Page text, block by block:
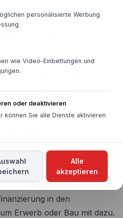
in Stuttgart können Sie
dem
dienen dazu Ihnen
Stuttgart wichtige
und Sie auf Ihre
vorzubereiten. Der Ratgeber
.
der Kauf oder Bau einer
Fremdkapitalfinanzierbar.
in den
Erwerb oder Bau mit dazu.
personalisierte Werbung
wie Video-Einbettungen und
oder deaktivieren
können Sie alle Dienste aktivieren
Alle
akzeptieren